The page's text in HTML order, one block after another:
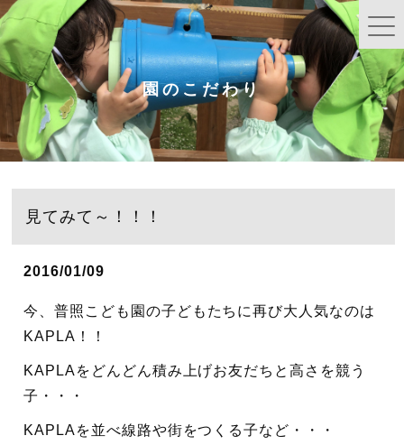
園のこだわり
見てみて～！！！
2016/01/09
今、普照こども園の子どもたちに再び大人気なのは
KAPLA！！
KAPLAをどんどん積み上げお友だちと高さを競う
子・・・
KAPLAを並べ線路や街をつくる子など・・・